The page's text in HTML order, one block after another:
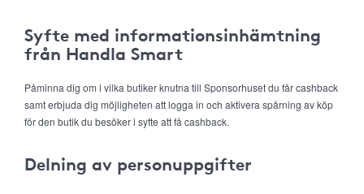
Syfte med informationsinhämtning
från Handla Smart
Påminna dig om i vilka butiker knutna till Sponsorhuset du får cashback
samt erbjuda dig möjligheten att logga in och aktivera spårning av köp
för den butik du besöker i syfte att få cashback.
Delning av personuppgifter